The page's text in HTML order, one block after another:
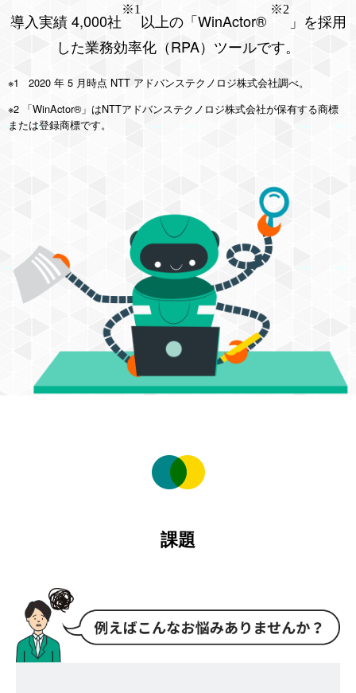
導入実績 4,000社
※1
以上の「WinActor®
※2
」を採用
した業務効率化（RPA）ツールです。
※1 2020 年 5 月時点 NTT アドバンステクノロジ株式会社調べ。
※2 「WinActor®」はNTTアドバンステクノロジ株式会社が保有する商標
または登録商標です。
課題